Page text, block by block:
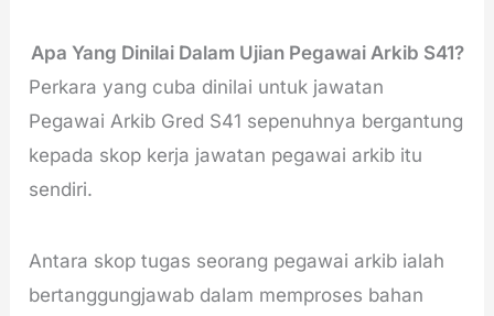
Apa Yang Dinilai Dalam Ujian Pegawai Arkib S41?
Perkara yang cuba dinilai untuk jawatan
Pegawai Arkib Gred S41 sepenuhnya bergantung
kepada skop kerja jawatan pegawai arkib itu
sendiri.
Antara skop tugas seorang pegawai arkib ialah
bertanggungjawab dalam memproses bahan